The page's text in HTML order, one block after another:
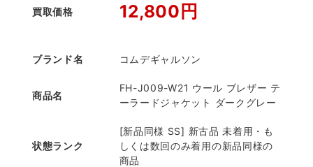
買取価格 12,800円
ブランド名 コムデギャルソン
商品名
FH-J009-W21 ウール ブレザー テ
ーラードジャケット ダークグレー
状態ランク
[新品同様 SS] 新古品 未着用・も
しくは数回のみ着用の新品同様の
商品